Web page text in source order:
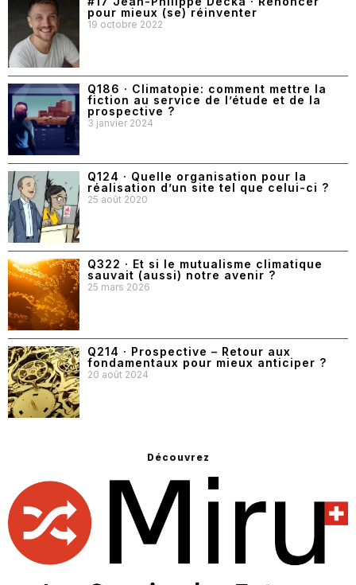
pour mieux (se) réinventer
19 octobre 2022
Q186 · Climatopie: comment mettre la
fiction au service de l’étude et de la
prospective ?
3 janvier 2024
Q124 · Quelle organisation pour la
réalisation d’un site tel que celui-ci ?
25 août 2020
Q322 · Et si le mutualisme climatique
sauvait (aussi) notre avenir ?
25 mars 2026
Q214 · Prospective – Retour aux
fondamentaux pour mieux anticiper ?
20 août 2024
Découvrez